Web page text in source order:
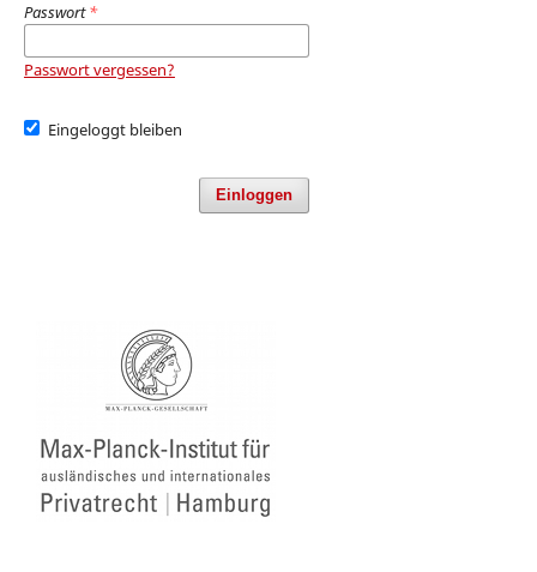
Passwort*
Passwort vergessen?
Eingeloggt bleiben
Einloggen